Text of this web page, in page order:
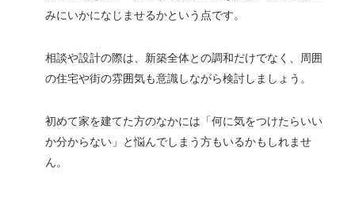
みにいかになじませるかという点です。
相談や設計の際は、新築全体との調和だけでなく、周囲
の住宅や街の雰囲気も意識しながら検討しましょう。
初めて家を建てた方のなかには「何に気をつけたらいい
か分からない」と悩んでしまう方もいるかもしれませ
ん。